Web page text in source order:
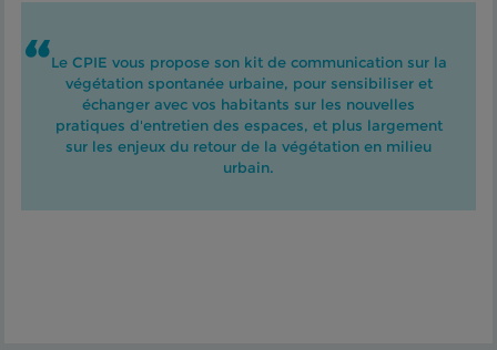
Le CPIE vous propose son kit de communication sur la
végétation spontanée urbaine, pour sensibiliser et
échanger avec vos habitants sur les nouvelles
pratiques d'entretien des espaces, et plus largement
sur les enjeux du retour de la végétation en milieu
urbain.